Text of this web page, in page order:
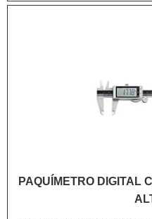
PAQUÍMETRO DIGITAL